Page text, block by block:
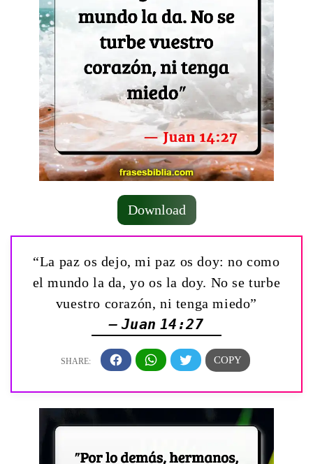
Download
“La paz os dejo, mi paz os doy: no como
el mundo la da, yo os la doy. No se turbe
vuestro corazón, ni tenga miedo”
— Juan 14:27